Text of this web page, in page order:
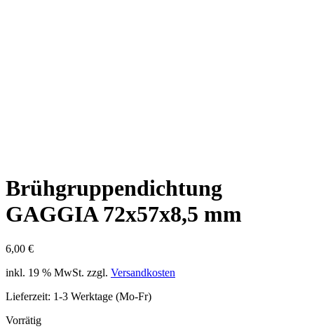
Brühgruppendichtung
GAGGIA 72x57x8,5 mm
6,00 €
inkl. 19 % MwSt. zzgl. Versandkosten
Lieferzeit: 1-3 Werktage (Mo-Fr)
Vorrätig